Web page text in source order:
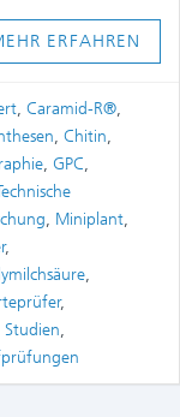
ERFAHREN
, Caramid-R®,
, Chitin,
, GPC,
, Miniplant,
,
,
,
Studien,